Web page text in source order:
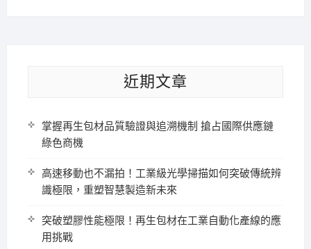
近期文章
掌握再生包材品質驗證與追溯機制 搶占國際供應鏈
綠色商機
高速移動也不漏拍！工業級光學掃描如何突破傳統辨
識極限，重塑智慧製造新未來
突破塑膠性能極限！再生包材在工業自動化產線的應
用挑戰